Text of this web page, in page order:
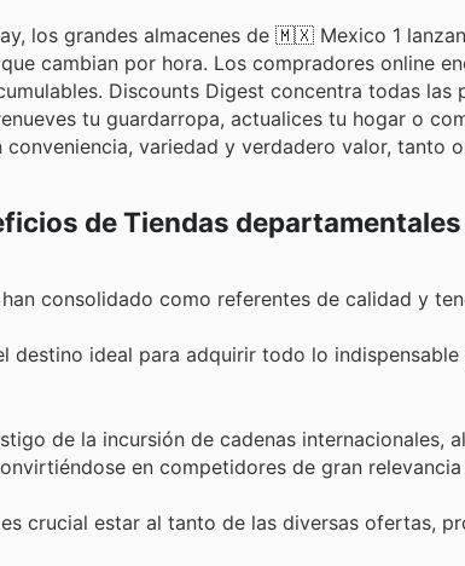
los grandes almacenes de 🇲🇽 Mexico 1
cambian por hora. Los compradores online
Discounts Digest concentra todas las
tu guardarropa, actualices tu hogar o
variedad y verdadero valor, tanto
de Tiendas
consolidado como referentes de calidad y
ideal para adquirir todo lo indispensable
de la incursión de cadenas internacionales,
en competidores de gran
crucial estar al tanto de las diversas ofertas,